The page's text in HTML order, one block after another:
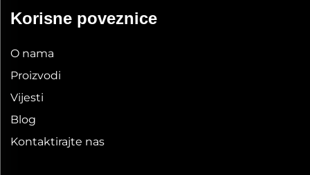
Korisne poveznice
O nama
Proizvodi
Vijesti
Blog
Kontaktirajte nas